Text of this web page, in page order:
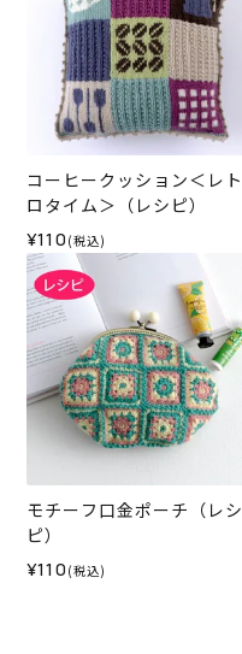
コーヒークッション＜レト
ロタイム＞（レシピ）
¥110 (税込)
モチーフ口金ポーチ（レシ
ピ）
¥110 (税込)